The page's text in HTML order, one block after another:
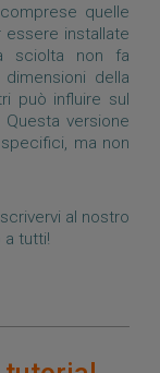
quelle
installate
sciolta non fa
della
può influire sul
versione
ma non
al nostro
a tutti!